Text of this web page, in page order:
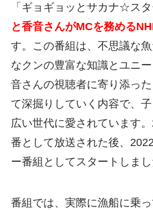
「ギョギョッとサカナ☆スタ
と香音さんがMCを務める
す。この番組は、不思議な
なクンの豊富な知識とユニ
音さんの視聴者に寄り添っ
て深掘りしていく内容で、
広い世代に愛されています
番として放送された後、
ー番組としてスタートしまし
番組では、実際に漁船に乗っ